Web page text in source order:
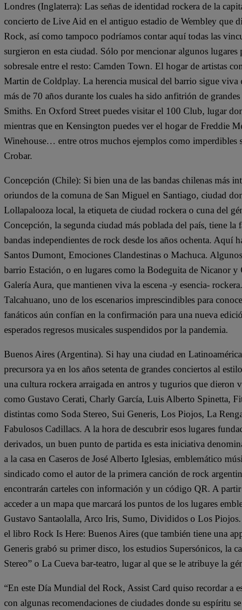
Londres (Inglaterra): Las señas de identidad rockera de la
concierto de Live Aid en el antiguo estadio de Wembley que
Rock, así como tampoco podríamos contar aquí todas las
surgieron en esta ciudad. Sólo por mencionar algunos
sobresale entre el resto: Camden Town. El hogar de artistas
Martin de Coldplay. La herencia musical del barrio sigue
más de 70 años durante los cuales ha sido anfitrión de
Smiths. En Oxford Street puedes visitar el 100 Club, lugar
mientras que en Kensington puedes ver el hogar de Freddie
Winehouse… entre otros muchos ejemplos como
Crobar.
Concepción (Chile): Si bien una de las bandas chilenas más
oriundos de la comuna de San Miguel en Santiago, ciudad
Lollapalooza local, la etiqueta de ciudad rockera o cuna del
Concepción, la segunda ciudad más poblada del país, tiene la
bandas independientes de rock desde los años ochenta.
Santos Dumont, Emociones Clandestinas o Machuca.
barrio Estación, o en lugares como la Bodeguita de Nicanor
Galería Aura, que mantienen viva la escena -y esencia-
Talcahuano, uno de los escenarios imprescindibles para
fanáticos aún confían en la confirmación para una nueva
esperados regresos musicales suspendidos por la pandemia.
Buenos Aires (Argentina). Si hay una ciudad en
precursora ya en los años setenta de grandes conciertos al
una cultura rockera arraigada en antros y tugurios que dieron
como Gustavo Cerati, Charly García, Luis Alberto Spinetta,
distintas como Soda Stereo, Sui Generis, Los Piojos, La
Fabulosos Cadillacs. A la hora de descubrir esos lugares
derivados, un buen punto de partida es esta iniciativa
a la casa en Caseros de José Alberto Iglesias, emblemático
sindicado como el autor de la primera canción de rock
encontrarán carteles con información y un código QR. A
acceder a un mapa que marcará los puntos de los lugares
Gustavo Santaolalla, Arco Iris, Sumo, Divididos o Los
el libro Rock Is Here: Buenos Aires (que también tiene una
Generis grabó su primer disco, los estudios Supersónicos, la
Stereo” o La Cueva bar-teatro, lugar al que se le atribuye la
“En este Día Mundial del Rock, Assist Card quiso recordar a
con algunas recomendaciones de ciudades donde su espíritu